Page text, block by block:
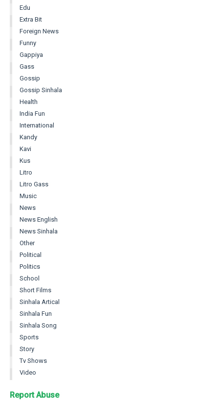
Edu
Extra Bit
Foreign News
Funny
Gappiya
Gass
Gossip
Gossip Sinhala
Health
India Fun
International
Kandy
Kavi
Kus
Litro
Litro Gass
Music
News
News English
News Sinhala
Other
Political
Politics
School
Short Films
Sinhala Artical
Sinhala Fun
Sinhala Song
Sports
Story
Tv Shows
Video
Report Abuse